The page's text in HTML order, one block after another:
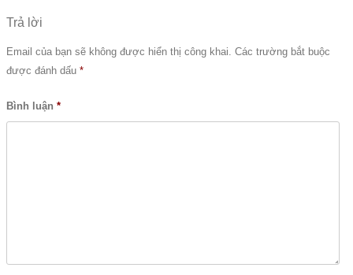
Trả lời
Email của bạn sẽ không được hiển thị công khai. Các trường bắt buộc
được đánh dấu *
Bình luận *